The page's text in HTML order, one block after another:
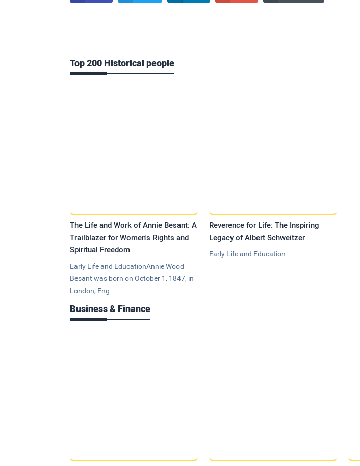
Top 200 Historical people
The Life and Work of Annie Besant: A
Trailblazer for Women's Rights and
Spiritual Freedom
Early Life and EducationAnnie Wood
Besant was born on October 1, 1847, in
London, Eng.
Reverence for Life: The Inspiring
Legacy of Albert Schweitzer
Early Life and Education .
Business & Finance